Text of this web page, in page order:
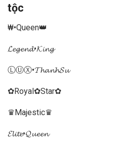
tộc
₩•Queen👑
𝓛𝓮𝓰𝓮𝓷𝓭•𝓚𝓲𝓷𝓰
ⓁⓊⓍ•𝓣𝓱𝓪𝓷𝓱𝓢𝓾
✿Royal✿Star✿
♛Majestic♛
𝓔𝓵𝓲𝓽𝓮•𝓠𝓾𝓮𝓮𝓷